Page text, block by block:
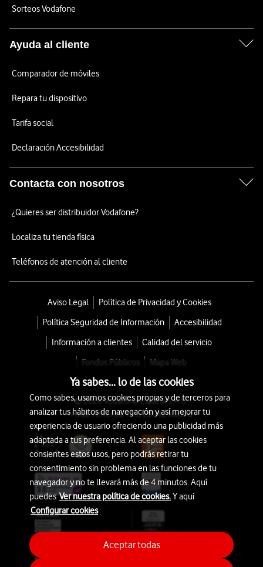
Sorteos Vodafone
Ayuda al cliente
Comparador de móviles
Repara tu dispositivo
Tarifa social
Declaración Accesibilidad
Contacta con nosotros
¿Quieres ser distribuidor Vodafone?
Localiza tu tienda física
Teléfonos de atención al cliente
Aviso Legal
Política de Privacidad y Cookies
Política Seguridad de Información
Accesibilidad
Información a clientes
Calidad del servicio
Fondos Públicos
Mapa Web
© 2026 Vodafone España S.A.U.
Avda. América 115, 28042 Madrid
Ya sabes... lo de las cookies
Como sabes, usamos cookies propias y de terceros para
analizar tus hábitos de navegación y así mejorar tu
experiencia de usuario ofreciendo una publicidad más
adaptada a tus preferencia. Al aceptar las cookies
consientes estos usos, pero podrás retirar tu
consentimiento sin problema en las funciones de tu
navegador y no te llevará más de 4 minutos. Aquí
puedesVer nuestra política de cookies.Y aquí
Configurar cookies
Aceptar todas